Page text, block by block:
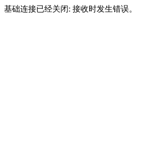
基础连接已经关闭: 接收时发生错误。